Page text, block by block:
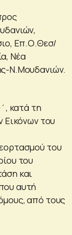
Επ.Ο.Θεσ/
Νέα
Ν.Μουδανιών.
κατά τη
Εικόνων του
του
του
και
αυτή
από τους